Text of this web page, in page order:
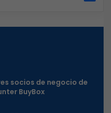
socios de negocio de
BuyBox